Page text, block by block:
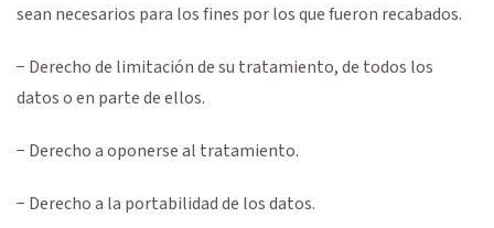
sean necesarios para los fines por los que fueron recabados.
− Derecho de limitación de su tratamiento, de todos los
datos o en parte de ellos.
− Derecho a oponerse al tratamiento.
− Derecho a la portabilidad de los datos.